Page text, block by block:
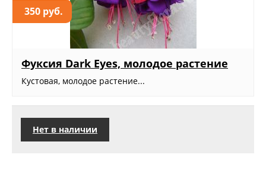
350 руб.
Фуксия Dark Eyes, молодое растение
Кустовая, молодое растение...
Нет в наличии